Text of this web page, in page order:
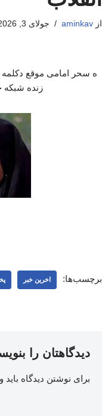
از aminkav جولای 3, 2026
ه سحر امامی موقع دکلمه
زنده شبکه
برچسب‌ها: اخرین خبر
دیدگاهتان را
برای نوشتن دیدگاه باید